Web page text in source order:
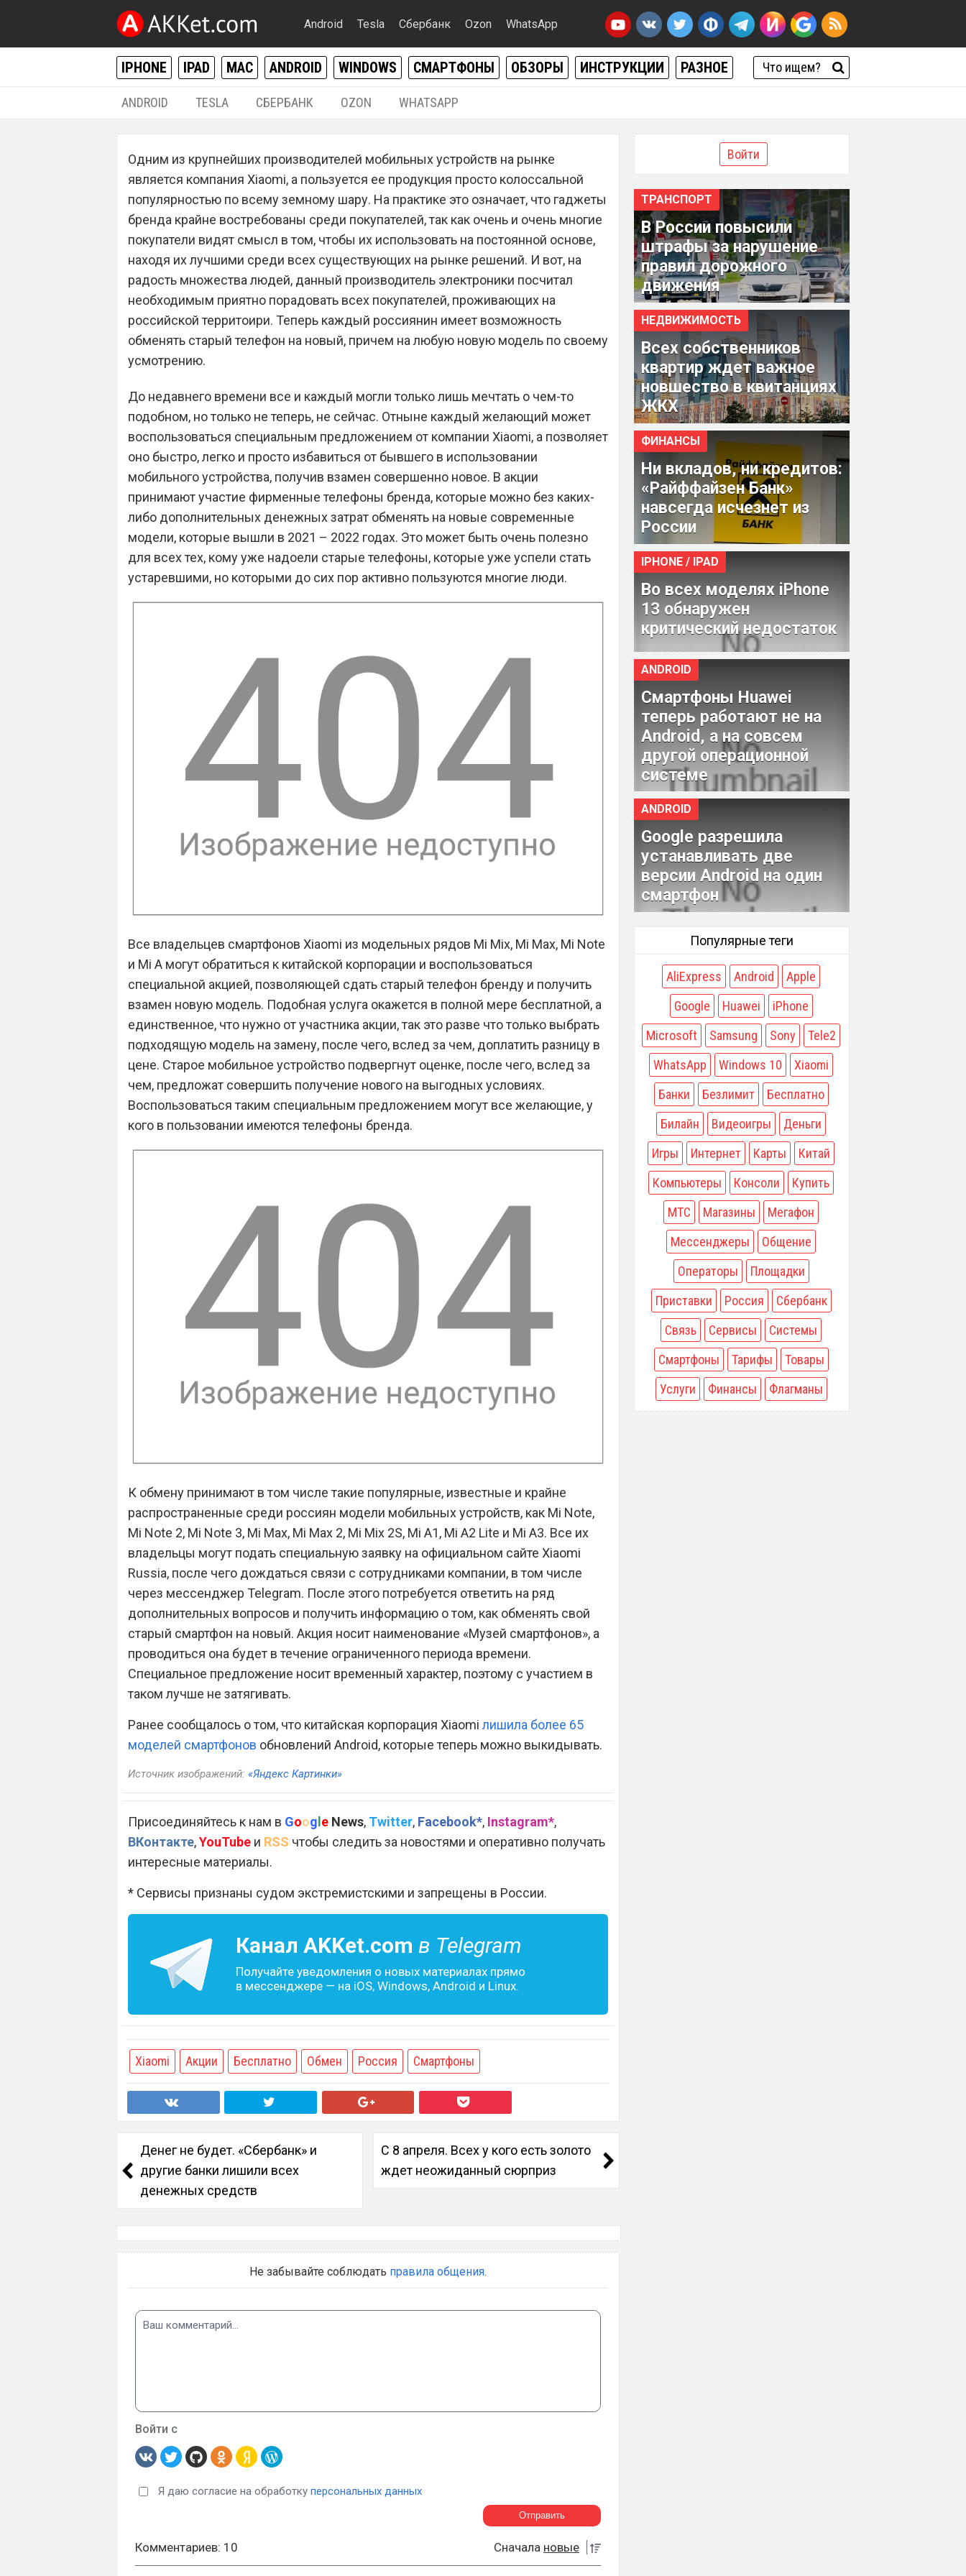
Android Tesla Сбербанк Ozon WhatsApp
IPHONE IPAD MAC ANDROID WINDOWS СМАРТФОНЫ ОБЗОРЫ ИНСТРУКЦИИ РАЗНОЕ
ANDROID TESLA СБЕРБАНК OZON WHATSAPP
Xiaomi начала бесплатно менять старые
смартфоны на любые новые модели
Одним из крупнейших производителей мобильных устройств на рынке
является компания Xiaomi, а пользуется ее продукция просто колоссальной
популярностью по всему земному шару. На практике это означает, что гаджеты
бренда крайне востребованы среди покупателей, так как очень и очень многие
покупатели видят смысл в том, чтобы их использовать на постоянной основе,
находя их лучшими среди всех существующих на рынке решений. И вот, на
радость множества людей, данный производитель электроники посчитал
необходимым приятно порадовать всех покупателей, проживающих на
российской территоири. Теперь каждый россиянин имеет возможность
обменять старый телефон на новый, причем на любую новую модель по своему
усмотрению.
До недавнего времени все и каждый могли только лишь мечтать о чем-то
подобном, но только не теперь, не сейчас. Отныне каждый желающий может
воспользоваться специальным предложением от компании Xiaomi, а позволяет
оно быстро, легко и просто избавиться от бывшего в использовании
мобильного устройства, получив взамен совершенно новое. В акции
принимают участие фирменные телефоны бренда, которые можно без каких-
либо дополнительных денежных затрат обменять на новые современные
модели, которые вышли в 2021 – 2022 годах. Это может быть очень полезно
для всех тех, кому уже надоели старые телефоны, которые уже успели стать
устаревшими, но которыми до сих пор активно пользуются многие люди.
Все владельцев смартфонов Xiaomi из модельных рядов Mi Mix, Mi Max, Mi Note
и Mi A могут обратиться к китайской корпорации и воспользоваться
специальной акцией, позволяющей сдать старый телефон бренду и получить
взамен новую модель. Подобная услуга окажется в полной мере бесплатной, а
единственное, что нужно от участника акции, так это разве что только выбрать
подходящую модель на замену, после чего, вслед за чем, доплатить разницу в
цене. Старое мобильное устройство подвергнут оценке, после чего, вслед за
чем, предложат совершить получение нового на выгодных условиях.
Воспользоваться таким специальным предложением могут все желающие, у
кого в пользовании имеются телефоны бренда.
К обмену принимают в том числе такие популярные, известные и крайне
распространенные среди россиян модели мобильных устройств, как Mi Note,
Mi Note 2, Mi Note 3, Mi Max, Mi Max 2, Mi Mix 2S, Mi A1, Mi A2 Lite и Mi A3. Все их
владельцы могут подать специальную заявку на официальном сайте Xiaomi
Russia, после чего дождаться связи с сотрудниками компании, в том числе
через мессенджер Telegram. После этого потребуется ответить на ряд
дополнительных вопросов и получить информацию о том, как обменять свой
старый смартфон на новый. Акция носит наименование «Музей смартфонов», а
проводиться она будет в течение ограниченного периода времени.
Специальное предложение носит временный характер, поэтому с участием в
таком лучше не затягивать.
Ранее сообщалось о том, что китайская корпорация Xiaomi лишила более 65
моделей смартфонов обновлений Android, которые теперь можно выкидывать.
Источник изображений: «Яндекс Картинки»
Присоединяйтесь к нам в Google News, Twitter, Facebook*, Instagram*,
ВКонтакте,YouTube и RSS чтобы следить за новостями и оперативно получать
интересные материалы.
* Сервисы признаны судом экстремистскими и запрещены в России.
Канал AKKet.com в Telegram
Получайте уведомления о новых материалах прямо
в мессенджере — на iOS, Windows, Android и Linux.
Xiaomi Акции Бесплатно Обмен Россия Смартфоны
Денег не будет. «Сбербанк» и
другие банки лишили всех
денежных средств
С 8 апреля. Всех у кого есть золото
ждет неожиданный сюрприз
Не забывайте соблюдать правила общения.
Войти с
Я даю согласие на обработку персональных данных
Комментариев: 10 Сначала новые
Войти
ТРАНСПОРТ
В России повысили
штрафы за нарушение
правил дорожного
движения
НЕДВИЖИМОСТЬ
Всех собственников
квартир ждет важное
новшество в квитанциях
ЖКХ
ФИНАНСЫ
Ни вкладов, ни кредитов:
«Райффайзен Банк»
навсегда исчезнет из
России
IPHONE / IPAD
Во всех моделях iPhone
13 обнаружен
критический недостаток
ANDROID
Смартфоны Huawei
теперь работают не на
Android, а на совсем
другой операционной
системе
ANDROID
Google разрешила
устанавливать две
версии Android на один
смартфон
Популярные теги
AliExpress Android
Apple
Google
Huawei
iPhone
Microsoft
Samsung Sony
Tele2
WhatsApp
Windows 10
Xiaomi
Банки
Безлимит
Бесплатно
Билайн
Видеоигры
Деньги
Игры
Интернет Карты
Китай
Компьютеры
Консоли
Купить
МТС
Магазины
Мегафон
Мессенджеры
Общение
Операторы
Площадки
Приставки
Россия
Сбербанк
Связь
Сервисы
Системы
Смартфоны
Тарифы
Товары
Услуги
Финансы Флагманы